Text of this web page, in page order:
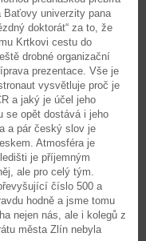
Baťovy univerzity pana
doktorát“ za to, že
Krtkovi cestu do
drobné organizační
prezentace. Vše je
vysvětluje proč je
a jaký je účel jeho
se opět dostává i jeho
a pár český slov je
Atmosféra je
je příjemným
ale pro celý tým.
číslo 500 a
hodně a jsme tomu
nejen nás, ale i kolegů z
města Zlín nebyla